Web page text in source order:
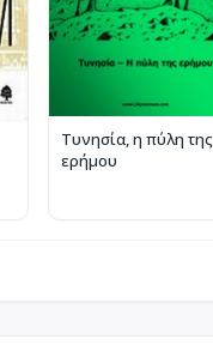
Τυνησία, η πύλη της
ερήμου